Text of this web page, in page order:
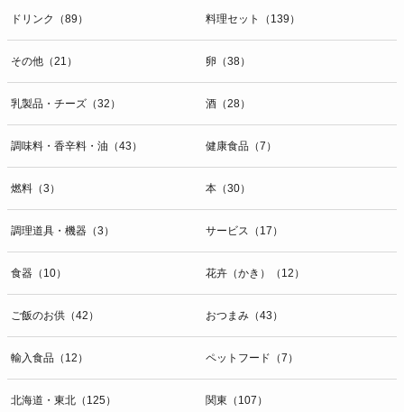
スログ、Cookie（クッキー）等を用いて管理しています。これらに
は、お客様のお名前、ご住所、電話番号、電子メールアドレスなど、
お客様を特定する個人情報は一切含まれておりません。
個人情報に関する問合わせ窓口
〒106-0044 東京都港区東麻布一丁目２７番１号 東麻布食文化ビル４
ＦＡＸ：047-401-6847
ドリンク（89） 料理セット（139）
その他（21） 卵（38）
乳製品・チーズ（32） 酒（28）
調味料・香辛料・油（43） 健康食品（7）
燃料（3） 本（30）
調理道具・機器（3） サービス（17）
食器（10） 花卉（かき）（12）
ご飯のお供（42） おつまみ（43）
輸入食品（12） ペットフード（7）
北海道・東北（125） 関東（107）